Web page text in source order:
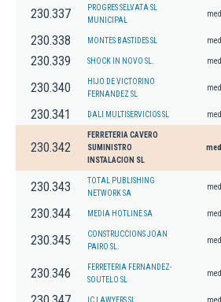
230.337
PROGRES SELVATA SL
MUNICIPAL
230.338 MONTES BASTIDES SL
230.339 SHOCK IN NOVO SL.
230.340
HIJO DE VICTORINO
FERNANDEZ SL
230.341 DALI MULTISERVICIOS SL
230.342
FERRETERIA CAVERO
SUMINISTRO
INSTALACION SL
230.343
TOTAL PUBLISHING
NETWORK SA
230.344 MEDIA HOTLINE SA
230.345
CONSTRUCCIONS JOAN
PAIRO SL.
230.346
FERRETERIA FERNANDEZ-
SOUTELO SL
IC LAWYERS SL.